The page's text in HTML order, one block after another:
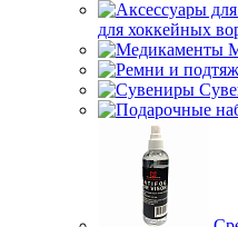
для хоккейных